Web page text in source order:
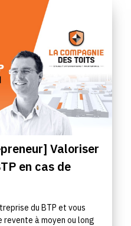
Valoriser
en cas de
du BTP et vous
revente à moyen ou long